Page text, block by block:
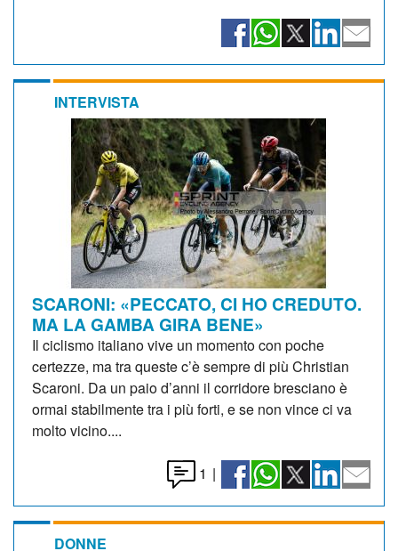
INTERVISTA
SCARONI: «PECCATO, CI HO CREDUTO.
MA LA GAMBA GIRA BENE»
Il ciclismo italiano vive un momento con poche
certezze, ma tra queste c’è sempre di più Christian
Scaroni. Da un paio d’anni il corridore bresciano è
ormai stabilmente tra i più forti, e se non vince ci va
molto vicino....
1 |
DONNE